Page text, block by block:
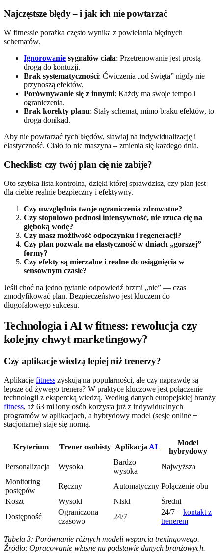
Najczęstsze błędy – i jak ich nie powtarzać
W fitnessie porażka często wynika z powielania błędnych
schematów.
Ignorowanie sygnałów ciała: Przetrenowanie jest prostą
drogą do kontuzji.
Brak systematyczności: Ćwiczenia „od święta” nigdy nie
przynoszą efektów.
Porównywanie się z innymi: Każdy ma swoje tempo i
ograniczenia.
Brak korekty planu: Stały schemat, mimo braku efektów, to
droga donikąd.
Aby nie powtarzać tych błędów, stawiaj na indywidualizację i
elastyczność. Ciało to nie maszyna – zmienia się każdego dnia.
Checklist: czy twój plan cię nie zabije?
Oto szybka lista kontrolna, dzięki której sprawdzisz, czy plan jest
dla ciebie realnie bezpieczny i efektywny.
Czy uwzględnia twoje ograniczenia zdrowotne?
Czy stopniowo podnosi intensywność, nie rzuca cię na
głęboką wodę?
Czy masz możliwość odpoczynku i regeneracji?
Czy plan pozwala na elastyczność w dniach „gorszej”
formy?
Czy efekty są mierzalne i realne do osiągnięcia w
sensownym czasie?
Jeśli choć na jedno pytanie odpowiedź brzmi „nie” — czas
zmodyfikować plan. Bezpieczeństwo jest kluczem do
długofalowego sukcesu.
Technologia i AI w fitness: rewolucja czy
kolejny chwyt marketingowy?
Czy aplikacje wiedzą lepiej niż trenerzy?
Aplikacje fitness zyskują na popularności, ale czy naprawdę są
lepsze od żywego trenera? W praktyce kluczowe jest połączenie
technologii z ekspercką wiedzą. Według danych europejskiej branży
fitness, aż 63 miliony osób korzysta już z indywidualnych
programów w aplikacjach, a hybrydowy model (sesje online +
stacjonarne) staje się normą.
Kryterium Trener osobisty Aplikacja AI
Model
hybrydowy
Personalizacja
Wysoka
Bardzo
wysoka
Najwyższa
Monitoring
postępów
Ręczny Automatyczny Połączenie obu
Koszt
Wysoki Niski
Średni
Dostępność
Ograniczona
czasowo
24/7
24/7 + kontakt z
trenerem
Tabela 3: Porównanie różnych modeli wsparcia treningowego.
Źródło: Opracowanie własne na podstawie danych branżowych.